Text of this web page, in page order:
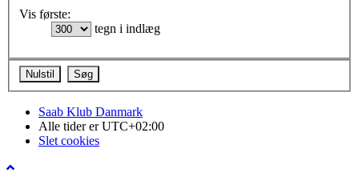
Vis første:
tegn i indlæg
Saab Klub Danmark
Alle tider erUTC+02:00
Slet cookies